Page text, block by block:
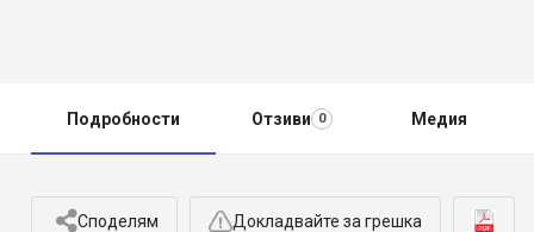
Подробности Отзиви 0 Медия
Споделям Докладвайте за грешка